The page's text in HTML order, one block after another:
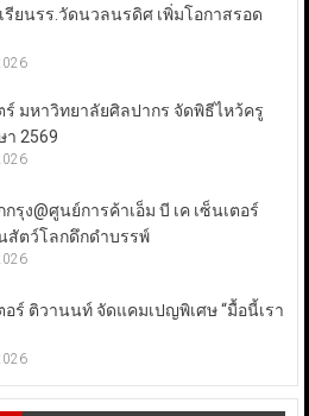
รียนรร.วัดนวลนรดิศ เพิ่มโอกาสรอด
มหาวิทยาลัยศิลปากร จัดพิธีไหว้ครู
า 2569
รุง@ศูนย์การค้าเอ็ม บี เค เซ็นเตอร์
ตว์โลกดึกดำบรรพ์
อร์ ติวานนท์ จัดแคมเปญพิเศษ “มื้อนี้เรา